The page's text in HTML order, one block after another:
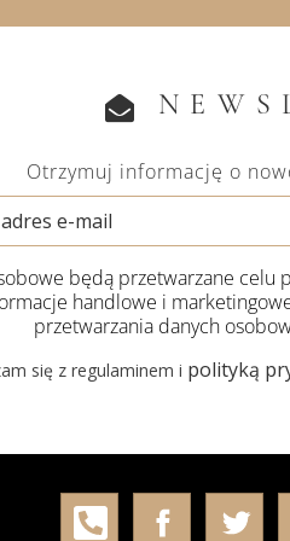
Otrzymuj informację o
będą przetwarzane celu
handlowe i
przetwarzania danych
się z regulaminem i polityką